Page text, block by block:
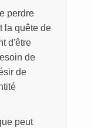
perdre
la quête de
d'être
de
de
peut